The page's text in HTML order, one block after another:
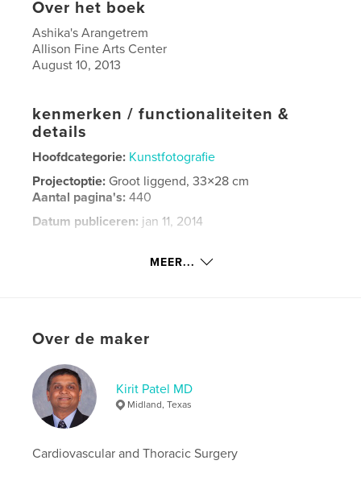
Over het boek
Ashika's Arangetrem
Allison Fine Arts Center
August 10, 2013
kenmerken / functionaliteiten &
details
Hoofdcategorie: Kunstfotografie
Projectoptie: Groot liggend, 33×28 cm
Aantal pagina's:440
Datum publiceren: jan 11, 2014
MEER...
Over de maker
Kirit Patel MD
Midland, Texas
Cardiovascular and Thoracic Surgery